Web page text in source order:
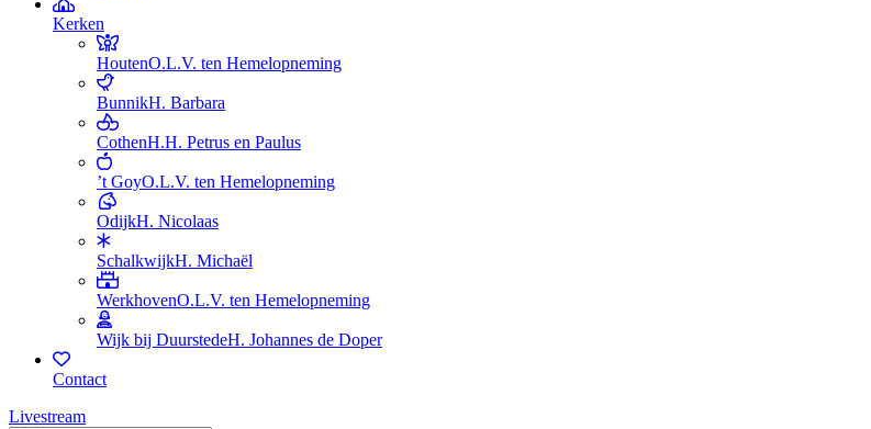
Kerken
HoutenO.L.V. ten Hemelopneming
BunnikH. Barbara
CothenH.H. Petrus en Paulus
’t GoyO.L.V. ten Hemelopneming
OdijkH. Nicolaas
SchalkwijkH. Michaël
WerkhovenO.L.V. ten Hemelopneming
Wijk bij DuurstedeH. Johannes de Doper
Contact
Livestream